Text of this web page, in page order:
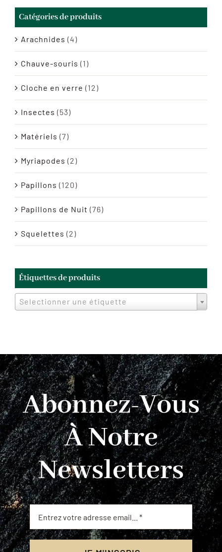
Catégories de produits
Arachnides (4)
Chauve-souris (1)
Cloche en verre (12)
Insectes (53)
Matériels (7)
Myriapodes (2)
Papillons (120)
Papillons de Nuit (76)
Squelettes (2)
Étiquettes de produits
Selectionner une étiquette
Abonnez-Vous
À Notre
Newsletters